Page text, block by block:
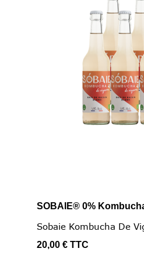
SOBAIE® 0%
Sobaie Kombucha De
20,00 € TTC